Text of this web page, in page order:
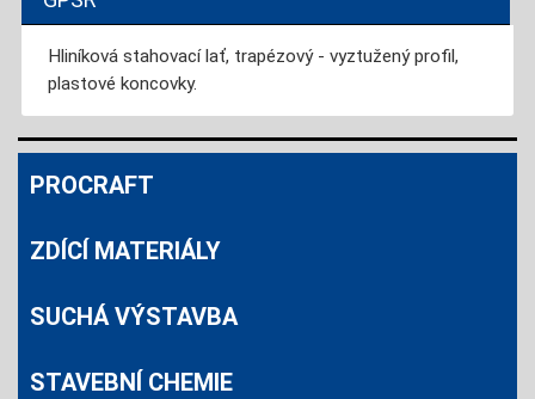
Hliníková stahovací lať, trapézový - vyztužený profil,
plastové koncovky.
PROCRAFT
ZDÍCÍ MATERIÁLY
SUCHÁ VÝSTAVBA
STAVEBNÍ CHEMIE